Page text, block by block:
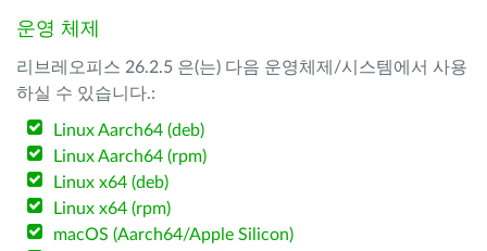
운영 체제
리브레오피스 26.2.5 은(는) 다음 운영체제/시스템에서 사용
하실 수 있습니다.:
Linux Aarch64 (deb)
Linux Aarch64 (rpm)
Linux x64 (deb)
Linux x64 (rpm)
macOS (Aarch64/Apple Silicon)